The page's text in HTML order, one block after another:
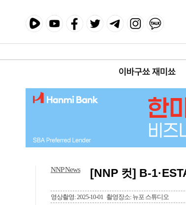
이바구쑈 재미쑈
NNP News [NNP 컷] B-
영상촬영: 2025-10-01 촬영장소: 뉴포 스튜디오